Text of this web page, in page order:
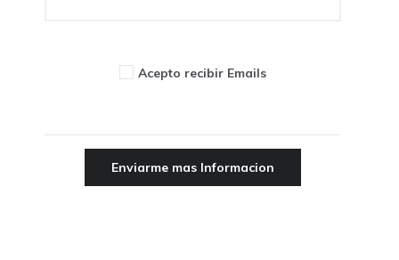
Acepto recibir Emails